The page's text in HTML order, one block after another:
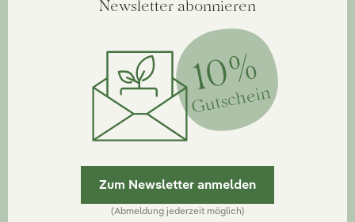
Newsletter abonnieren
10%
Gutschein
Zum Newsletter anmelden
(Abmeldung jederzeit möglich)